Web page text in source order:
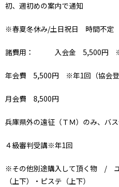
初、週初めの案内で通知
※春夏冬休み/土日祝日 時間不定
諸費用： 入会金 5,500円 ※
年会費 5,500円 ※年1回（協会登
月会費 8,500円
兵庫県外の遠征（ＴＭ）のみ、バス
４級審判受講※年1回
※その他別途購入して頂く物 / ユ
（上下）・ピステ（上下）